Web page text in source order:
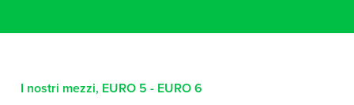
I nostri mezzi, EURO 5 - EURO 6